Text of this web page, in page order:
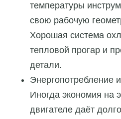
температуры
свою рабочую
Хорошая система
тепловой прогар и
детали.
Энергопотребление
Иногда экономия на
двигателе даёт